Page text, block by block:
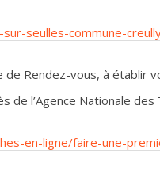
seulles-commune-
Rendez-vous, à établir
de l’Agence Nationale des
en-ligne/faire-une-